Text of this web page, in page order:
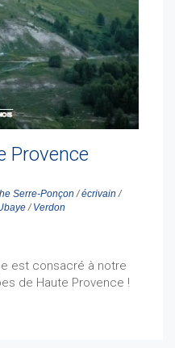
Provence
Serre-Ponçon /écrivain /
/ Verdon
est consacré à notre
de Haute Provence !